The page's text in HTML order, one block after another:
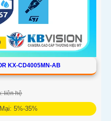
KX-CD4005MN-AB
liên hệ
5%-35%